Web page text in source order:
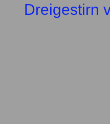
Dreigestirn